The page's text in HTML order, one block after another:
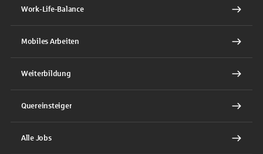
Work-Life-Balance
Mobiles Arbeiten
Weiterbildung
Quereinsteiger
Alle Jobs